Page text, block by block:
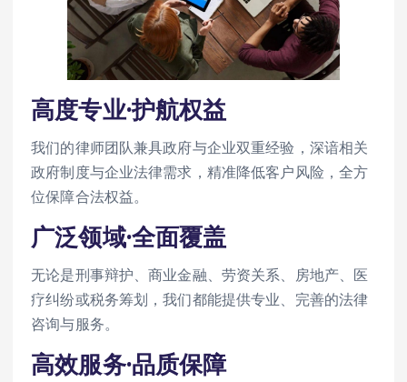
高度专业·护航权益
我们的律师团队兼具政府与企业双重经验，深谙相关
政府制度与企业法律需求，精准降低客户风险，全方
位保障合法权益。
广泛领域·全面覆盖
无论是刑事辩护、商业金融、劳资关系、房地产、医
疗纠纷或税务筹划，我们都能提供专业、完善的法律
咨询与服务。
高效服务·品质保障